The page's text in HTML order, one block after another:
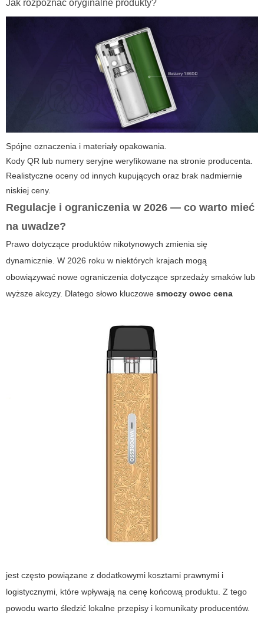
Jak rozpoznać oryginalne produkty?
Spójne oznaczenia i materiały opakowania.
Kody QR lub numery seryjne weryfikowane na stronie producenta.
Realistyczne oceny od innych kupujących oraz brak nadmiernie
niskiej ceny.
Regulacje i ograniczenia w 2026 — co warto mieć
na uwadze?
Prawo dotyczące produktów nikotynowych zmienia się
dynamicznie. W 2026 roku w niektórych krajach mogą
obowiązywać nowe ograniczenia dotyczące sprzedaży smaków lub
wyższe akcyzy. Dlatego słowo kluczowe smoczy owoc cena
jest często powiązane z dodatkowymi kosztami prawnymi i
logistycznymi, które wpływają na cenę końcową produktu. Z tego
powodu warto śledzić lokalne przepisy i komunikaty producentów.